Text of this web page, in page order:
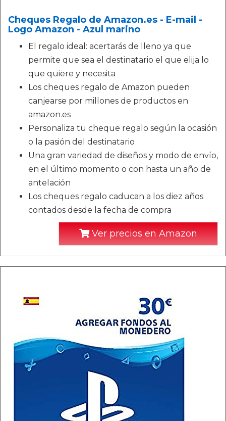
Cheques Regalo de Amazon.es - E-mail -
Logo Amazon - Azul marino
El regalo ideal: acertarás de lleno ya que
permite que sea el destinatario el que elija lo
que quiere y necesita
Los cheques regalo de Amazon pueden
canjearse por millones de productos en
amazon.es
Personaliza tu cheque regalo según la ocasión
o la pasión del destinatario
Una gran variedad de diseños y modo de envío,
en el último momento o con hasta un año de
antelación
Los cheques regalo caducan a los diez años
contados desde la fecha de compra
Ver precios en Amazon